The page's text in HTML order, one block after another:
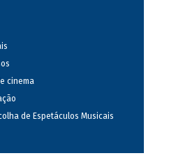
cinema
de Espetáculos Musicais